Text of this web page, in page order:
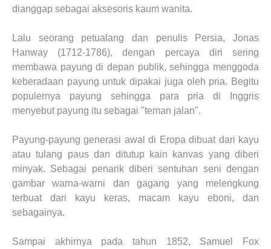
dianggap sebagai aksesoris kaum wanita.
Lalu seorang petualang dan penulis Persia, Jonas
Hanway (1712-1786), dengan percaya diri sering
membawa payung di depan publik, sehingga menggoda
keberadaan payung untuk dipakai juga oleh pria. Begitu
populernya payung sehingga para pria di Inggris
menyebut payung itu sebagai "teman jalan".
Payung-payung generasi awal di Eropa dibuat dari kayu
atau tulang paus dan ditutup kain kanvas yang diberi
minyak. Sebagai penarik diberi sentuhan seni dengan
gambar warna-warni dan gagang yang melengkung
terbuat dari kayu keras, macam kayu eboni, dan
sebagainya.
Sampai akhirnya pada tahun 1852, Samuel Fox